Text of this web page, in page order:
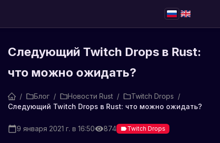
Следующий Twitch Drops в Rust:
что можно ожидать?
/ Блог / Новости Rust / Twitch Drops /
Следующий Twitch Drops в Rust: что можно ожидать?
9 января 2021 г. в 16:50 874 Twitch Drops